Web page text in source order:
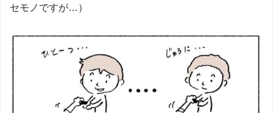
セモノですが…）